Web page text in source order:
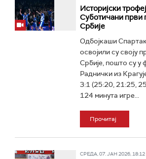
Историјски
Суботичани први
Србије
Одбојкаши
освојили су своју
Србије, пошто су у
Раднички из
3:1 (25:20, 21:25,
124 минута игре...
Прочитај
СРЕДА, 07. ЈАН 2026, 18:12